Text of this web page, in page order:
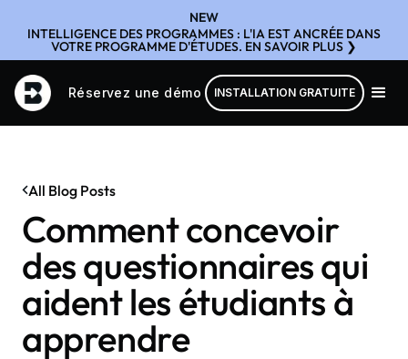
NEW
INTELLIGENCE DES PROGRAMMES : L'IA EST ANCRÉE DANS
VOTRE PROGRAMME D'ÉTUDES. EN SAVOIR PLUS ❯
Réservez une démo INSTALLATION GRATUITE
All Blog Posts
Comment concevoir
des questionnaires qui
aident les étudiants à
apprendre